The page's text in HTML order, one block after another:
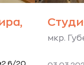
мкр.